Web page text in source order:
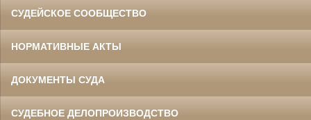
СУДЕЙСКОЕ СООБЩЕСТВО
НОРМАТИВНЫЕ АКТЫ
ДОКУМЕНТЫ СУДА
СУДЕБНОЕ ДЕЛОПРОИЗВОДСТВО